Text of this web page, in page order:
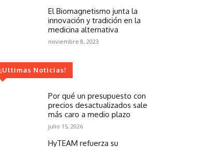
El Biomagnetismo junta la
innovación y tradición en la
medicina alternativa
noviembre 8, 2023
¡Ultimas Noticias!
Por qué un presupuesto con
precios desactualizados sale
más caro a medio plazo
julio 15, 2026
HyTEAM refuerza su